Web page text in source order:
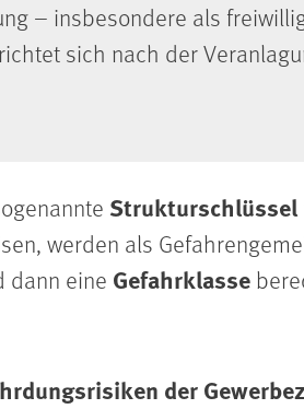
– insbesondere als
sich nach der
Strukturschlüssel
werden als
dann eine Gefahrklasse
der